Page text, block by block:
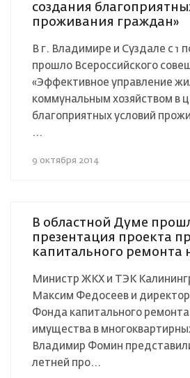
создания
проживания граждан»
В г. Владимире и Суздале с 1
прошло Всероссийского
«Эффективное управление
коммунальным хозяйством в
благоприятных условий
...
9 октября 2014
В областной Думе
презентация проекта
капитального ремонта
Министр ЖКХ и ТЭК
Максим Федосеев и директор
Фонда капитального
имущества в
Владимир Фомин
летней про...